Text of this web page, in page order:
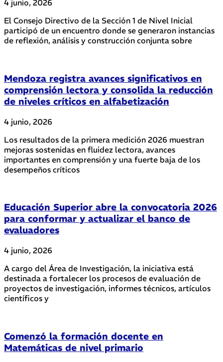
4 junio, 2026
El Consejo Directivo de la Sección 1 de Nivel Inicial
participó de un encuentro donde se generaron instancias
de reflexión, análisis y construcción conjunta sobre
Mendoza registra avances significativos en
comprensión lectora y consolida la reducción
de niveles críticos en alfabetización
4 junio, 2026
Los resultados de la primera medición 2026 muestran
mejoras sostenidas en fluidez lectora, avances
importantes en comprensión y una fuerte baja de los
desempeños críticos
Educación Superior abre la convocatoria 2026
para conformar y actualizar el banco de
evaluadores
4 junio, 2026
A cargo del Área de Investigación, la iniciativa está
destinada a fortalecer los procesos de evaluación de
proyectos de investigación, informes técnicos, artículos
científicos y
Comenzó la formación docente en
Matemáticas de nivel primario